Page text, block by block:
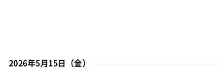
2026年5月15日（金）